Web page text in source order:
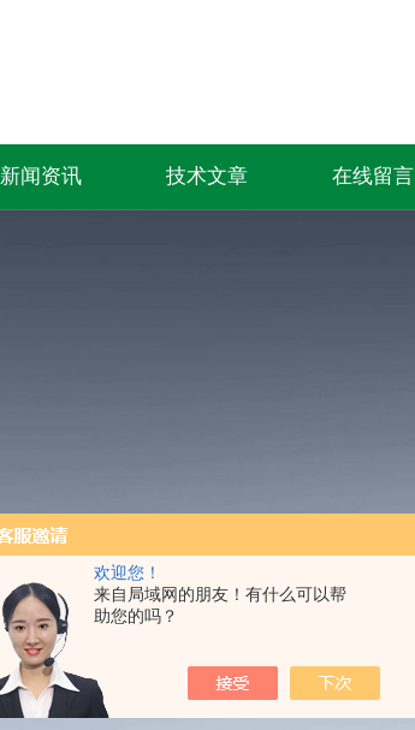
欢迎您！
来自局域网的朋友！有什么可以帮
助您的吗？
新闻资讯 技术文章 在线留言